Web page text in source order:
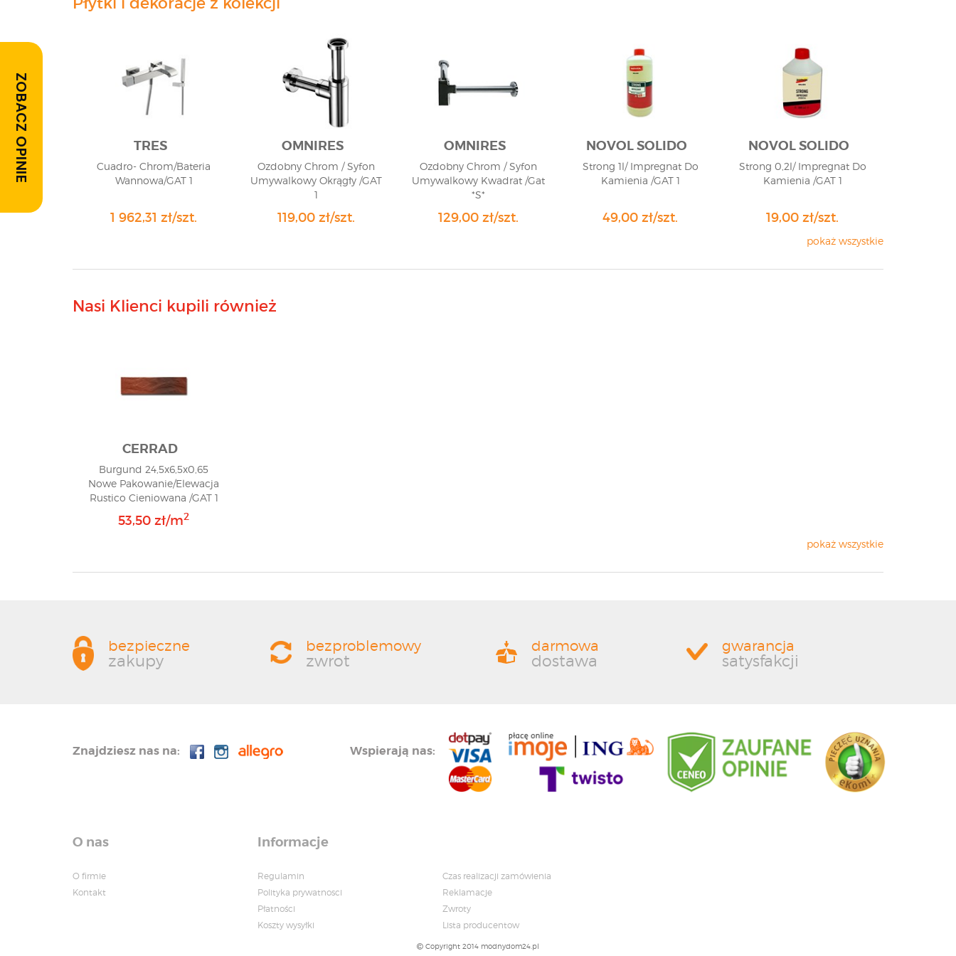
TRES
Cuadro- Chrom/Bateria
Wannowa/GAT 1
1 962,31 zł/szt.
OMNIRES
Ozdobny Chrom / Syfon
Umywalkowy Okrągły /GAT
1
119,00 zł/szt.
OMNIRES
Ozdobny Chrom / Syfon
Umywalkowy Kwadrat /Gat
*S*
129,00 zł/szt.
NOVOL SOLIDO
Strong 1l/ Impregnat Do
Kamienia /GAT 1
49,00 zł/szt.
NOVOL SOLIDO
Strong 0,2l/ Impregnat Do
Kamienia /GAT 1
19,00 zł/szt.
pokaż wszystkie
Nasi Klienci kupili również
CERRAD
Burgund 24,5x6,5x0,65
Nowe Pakowanie/Elewacja
Rustico Cieniowana /GAT 1
53,50 zł/m2
pokaż wszystkie
ZOBACZ OPINIE
bezpieczne
zakupy
bezproblemowy
zwrot
darmowa
dostawa
gwarancja
satysfakcji
Wspierają nas:
Znajdziesz nas na:
O nas
O firmie
Kontakt
Informacje
Regulamin
Polityka prywatnosci
Płatności
Koszty wysyłki
Czas realizacji zamówienia
Reklamacje
Zwroty
Lista producentow
Copyright 2014 modnydom24.pl